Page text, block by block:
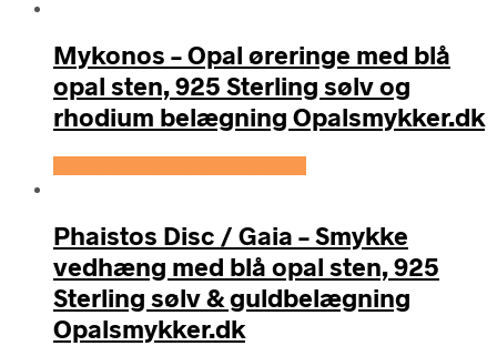
Mykonos – Opal øreringe med blå
opal sten, 925 Sterling sølv og
rhodium belægning Opalsmykker.dk
Phaistos Disc / Gaia – Smykke
vedhæng med blå opal sten, 925
Sterling sølv & guldbelægning
Opalsmykker.dk